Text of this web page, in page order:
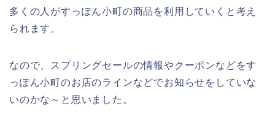
多くの人がすっぽん小町の商品を利用していくと考え
られます。
なので、スプリングセールの情報やクーポンなどをす
っぽん小町のお店のラインなどでお知らせをしていな
いのかな～と思いました。